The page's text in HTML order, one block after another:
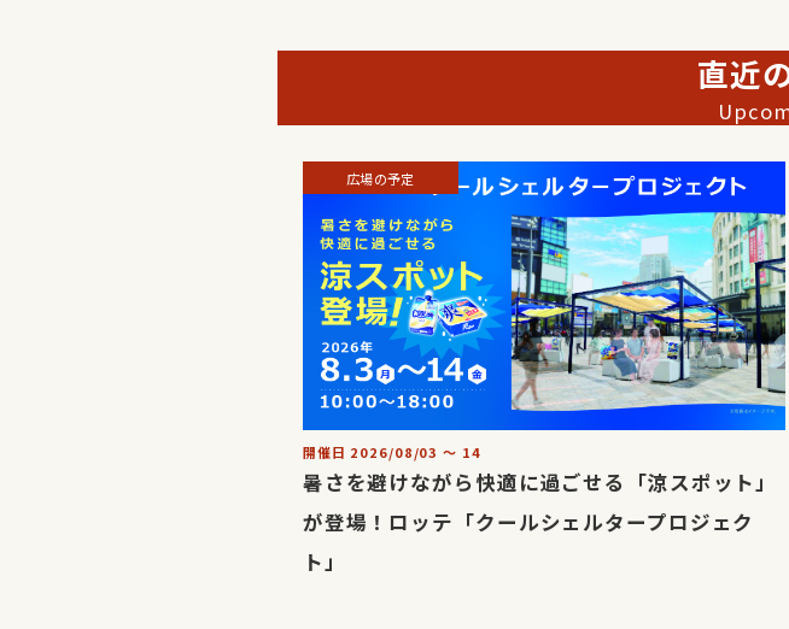
直近
広場の予定
開催日 2026/08/03 〜 14
暑さを避けながら快適に過ごせる「涼スポット」
が登場！ロッテ「クールシェルタープロジェク
ト」